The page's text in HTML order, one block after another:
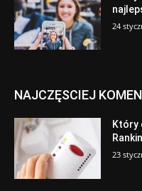
24
NAJCZĘSCIEJ
Który
23